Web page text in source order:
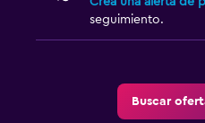
seguimiento.
Buscar